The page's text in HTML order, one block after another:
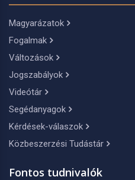
Magyarázatok
Fogalmak
Változások
Jogszabályok
Videótár
Segédanyagok
Kérdések-válaszok
Közbeszerzési Tudástár
Fontos tudnivalók